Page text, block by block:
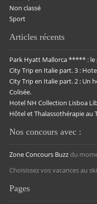
Non classé
Sport
Articles récents
Park Hyatt Mallorca ***** :
City Trip en Italie part. 3 :
City Trip en Italie part. 2 : Un
Colisée.
Hotel NH Collection Lisboa
Hôtel et Thalassothérapie
Nos concours avec :
Zone Concours Buzz du
Choisissez vos vacances au
Pages